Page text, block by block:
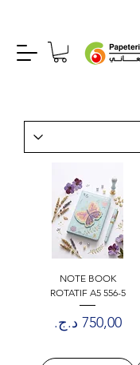
NOTE BOOK
ROTATIF A5 556-5
السعر‏750,00 د.ج.‏